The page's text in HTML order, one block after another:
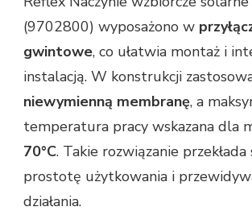
(9702800) wyposażono w
gwintowe, co ułatwia montaż i
instalacją. W konstrukcji
niewymienną membranę, a
temperatura pracy wskazana dla
70°C. Takie rozwiązanie przekłada
prostotę użytkowania i
działania.